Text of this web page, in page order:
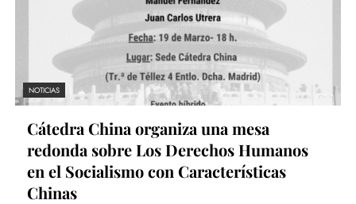
NOTICIAS
Cátedra China organiza una mesa
redonda sobre Los Derechos Humanos
en el Socialismo con Características
Chinas